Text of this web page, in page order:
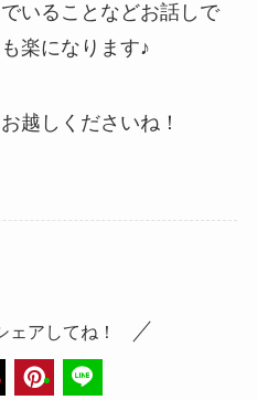
いることなどお話しで
楽になります♪
越しくださいね！
ェアしてね！